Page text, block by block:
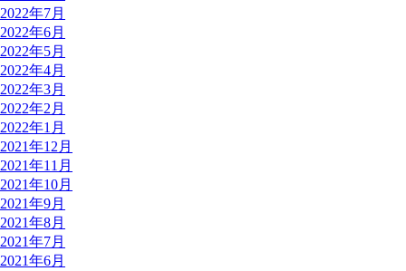
2022年7月
2022年6月
2022年5月
2022年4月
2022年3月
2022年2月
2022年1月
2021年12月
2021年11月
2021年10月
2021年9月
2021年8月
2021年7月
2021年6月